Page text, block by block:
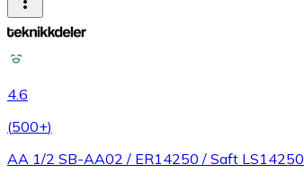
4.6
(500+)
AA 1/2 SB-AA02 / ER14250 / Saft LS14250